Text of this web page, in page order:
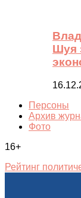
Шуя
Персоны
Архив
Фото
16+
Рейтинг